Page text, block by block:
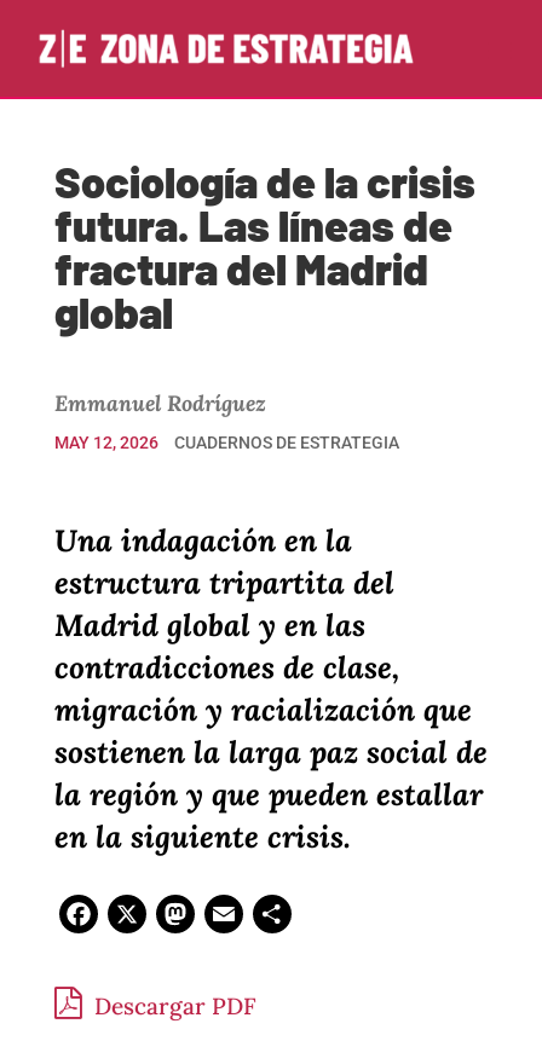
Sociología de la crisis
futura. Las líneas de
fractura del Madrid
global
Emmanuel Rodríguez
MAY 12, 2026 CUADERNOS DE ESTRATEGIA
Una indagación en la
estructura tripartita del
Madrid global y en las
contradicciones de clase,
migración y racialización que
sostienen la larga paz social de
la región y que pueden estallar
en la siguiente crisis.
Facebook
X Mastodon
Email
Descargar PDF